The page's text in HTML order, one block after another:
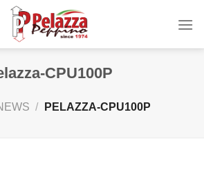
CPU100P
/ PELAZZA-CPU100P